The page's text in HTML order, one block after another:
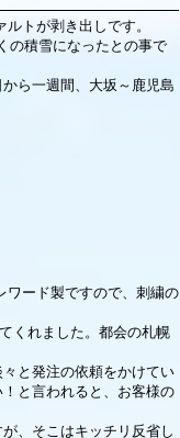
トが剥き出しです。
の積雪になったとの事で
ら一週間、大坂～鹿児島
ワード製ですので、刺繍の
くれました。都会の札幌
と発注の依頼をかけてい
と言われると、お客様の
、そこはキッチリ反省し